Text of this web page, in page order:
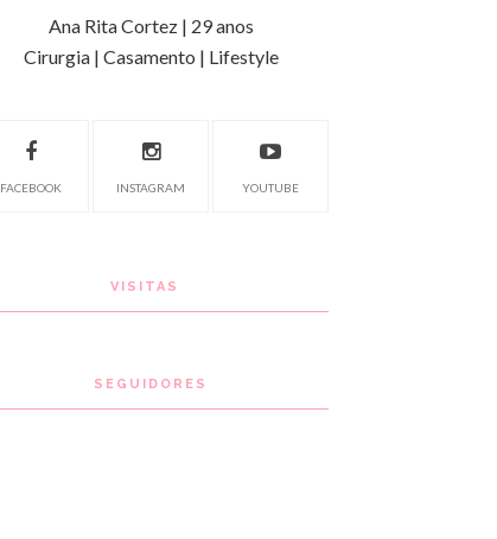
Ana Rita Cortez | 29 anos
Cirurgia | Casamento | Lifestyle
FACEBOOK INSTAGRAM YOUTUBE
VISITAS
SEGUIDORES